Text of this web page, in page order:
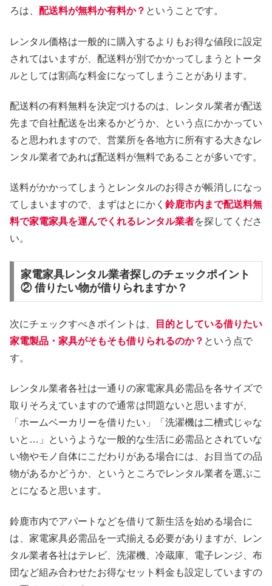
ろは、 配送料が無料か有料か？ ということです。
レンタル価格は一般的に購入するよりもお得な値段に設定
されてはいますが、配送料が別でかかってしまうとトータ
ルとしては割高な料金になってしまうことがあります。
配送料の有料無料を決定づけるのは、レンタル業者が配送
先まで自社配送を出来るかどうか、という点にかかってい
ると思われますので、営業所を各地方に所有する大きなレ
ンタル業者であれば配送料が無料であることが多いです。
送料がかかってしまうとレンタルのお得さが帳消しになっ
てしまいますので、まずはとにかく 鈴鹿市内まで配送料無
料で家電家具を運んでくれるレンタル業者を探してくださ
い。
家電家具レンタル業者探しのチェックポイント
② 借りたい物が借りられますか？
次にチェックすべきポイントは、
目的としている借りたい
家電製品・家具がそもそも借りられるのか？ という点で
す。
レンタル業者各社は一通りの家電家具必需品を各サイズで
取りそろえていますので通常は問題ないと思いますが、
「ホームベーカリーを借りたい」「洗濯機は二槽式じゃな
いと…」というような一般的な生活に必需品とされていな
い物やモノ自体にこだわりがある場合には、お目当ての品
物があるかどうか、というところでレンタル業者を選ぶこ
とになると思います。
鈴鹿市内でアパートなどを借りて新生活を始める場合に
は、家電家具必需品を一式揃える必要がありますが、レン
タル業者各社はテレビ、洗濯機、冷蔵庫、電子レンジ、布
団など組み合わせたお得なセット料金も設定していますの